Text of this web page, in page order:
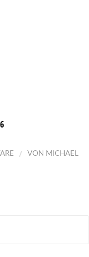
/ VON MICHAEL